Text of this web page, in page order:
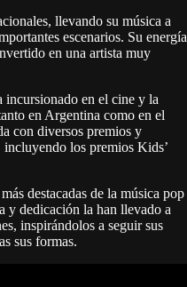
llevando su música a
escenarios. Su energía
en una artista muy
incursionado en el cine y la
en Argentina como en el
con diversos premios y
los premios Kids’
destacadas de la música pop
y dedicación la han llevado a
inspirándolos a seguir sus
sus formas.